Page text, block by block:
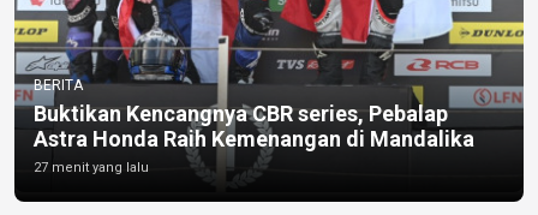
BERITA
Buktikan Kencangnya CBR series, Pebalap
Astra Honda Raih Kemenangan di Mandalika
27 menit yang lalu